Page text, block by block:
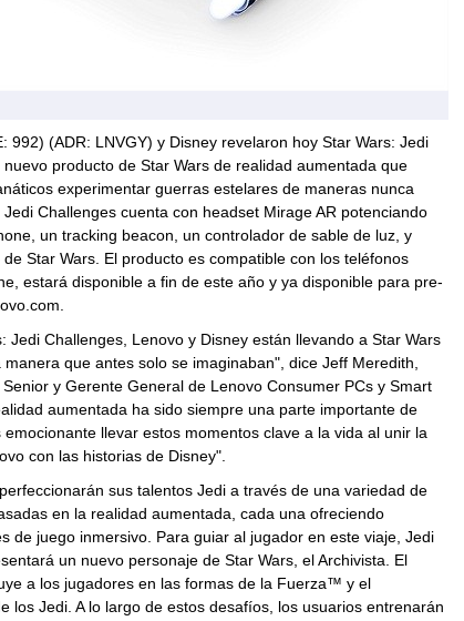
992) (ADR: LNVGY) y Disney revelaron hoy Star Wars: Jedi
producto de Star Wars de realidad aumentada que
experimentar guerras estelares de maneras nunca
Challenges cuenta con headset Mirage AR potenciando
un tracking beacon, un controlador de sable de luz, y
Star Wars. El producto es compatible con los teléfonos
estará disponible a fin de este año y ya disponible para pre-
Jedi Challenges, Lenovo y Disney están llevando a Star Wars
que antes solo se imaginaban", dice Jeff Meredith,
y Gerente General de Lenovo Consumer PCs y Smart
aumentada ha sido siempre una parte importante de
emocionante llevar estos momentos clave a la vida al unir la
con las historias de Disney".
sus talentos Jedi a través de una variedad de
en la realidad aumentada, cada una ofreciendo
de juego inmersivo. Para guiar al jugador en este viaje, Jedi
un nuevo personaje de Star Wars, el Archivista. El
a los jugadores en las formas de la Fuerza™ y el
los Jedi. A lo largo de estos desafíos, los usuarios entrenarán